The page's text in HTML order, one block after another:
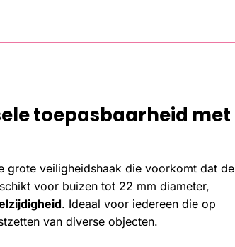
toepasbaarheid met
grote veiligheidshaak die voorkomt dat de
voor buizen tot 22 mm diameter,
. Ideaal voor iedereen die op
van diverse objecten.